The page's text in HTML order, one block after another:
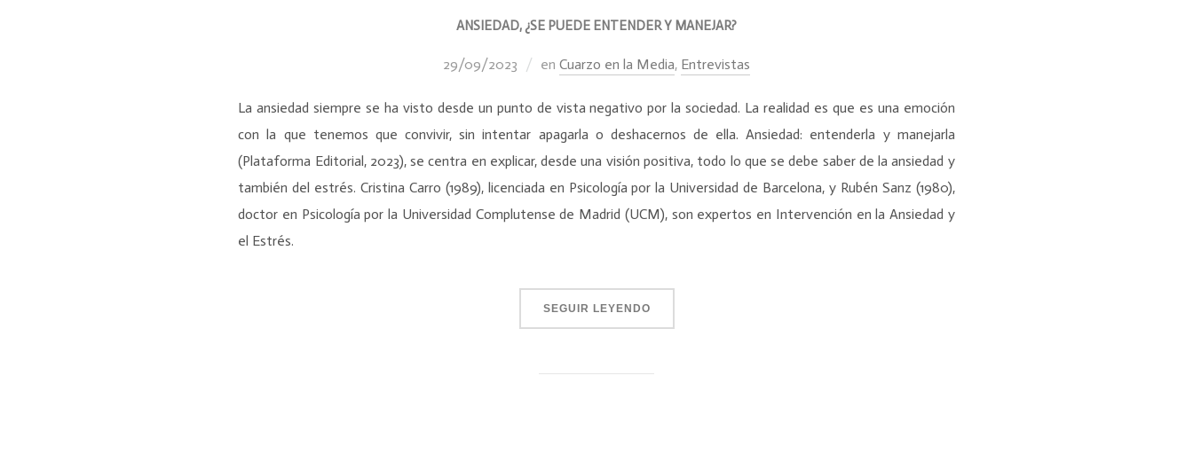
ANSIEDAD, ¿SE PUEDE ENTENDER Y MANEJAR?
29/09/2023 en Cuarzo en la Media, Entrevistas
La ansiedad siempre se ha visto desde un punto de vista negativo por la sociedad. La realidad es que es una emoción
con la que tenemos que convivir, sin intentar apagarla o deshacernos de ella. Ansiedad: entenderla y manejarla
(Plataforma Editorial, 2023), se centra en explicar, desde una visión positiva, todo lo que se debe saber de la ansiedad y
también del estrés. Cristina Carro (1989), licenciada en Psicología por la Universidad de Barcelona, y Rubén Sanz (1980),
doctor en Psicología por la Universidad Complutense de Madrid (UCM), son expertos en Intervención en la Ansiedad y
el Estrés.
SEGUIR LEYENDO